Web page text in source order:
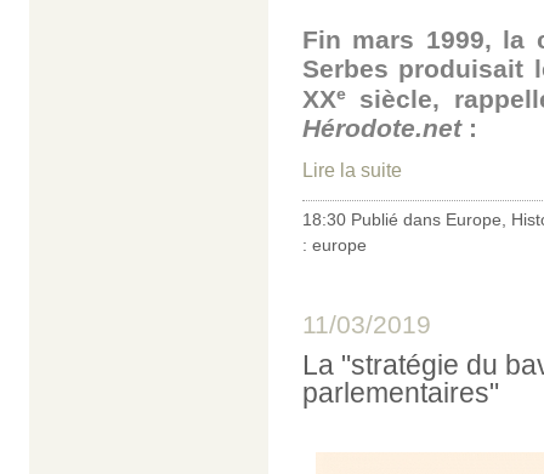
Fin mars 1999, la
Serbes produisait
XXe
siècle,
Hérodote.net:
Lire la suite
18:30 Publié dans Europe
: europe
11/03/2019
La "stratégie du
parlementaires"